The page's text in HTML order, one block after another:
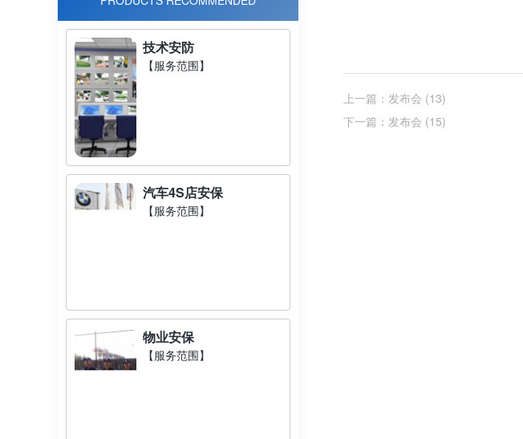
技术安防
【服务范围】
汽车4S店安保
【服务范围】
物业安保
【服务范围】
上一篇：发布会 (13)
下一篇：发布会 (15)